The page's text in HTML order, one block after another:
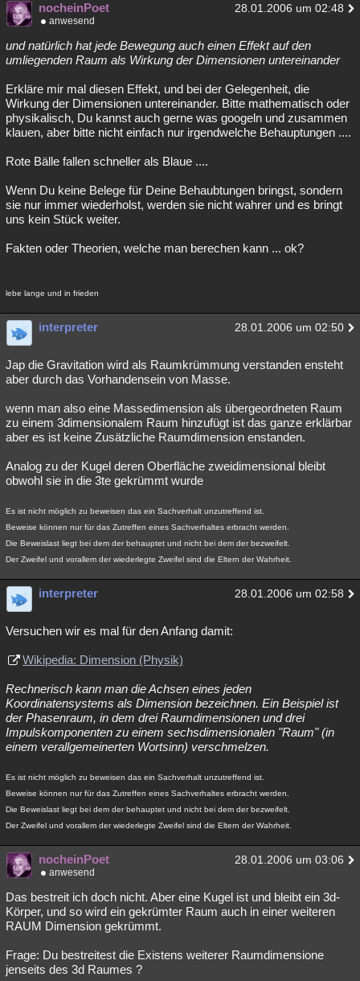
nocheinPoet 28.01.2006 um 02:48
anwesend
und natürlich hat jede Bewegung auch einen Effekt auf den
umliegenden Raum als Wirkung der Dimensionen untereinander
Erkläre mir mal diesen Effekt, und bei der Gelegenheit, die
Wirkung der Dimensionen untereinander. Bitte mathematisch oder
physikalisch, Du kannst auch gerne was googeln und zusammen
klauen, aber bitte nicht einfach nur irgendwelche Behauptungen ....
Rote Bälle fallen schneller als Blaue ....
Wenn Du keine Belege für Deine Behaubtungen bringst, sondern
sie nur immer wiederholst, werden sie nicht wahrer und es bringt
uns kein Stück weiter.
Fakten oder Theorien, welche man berechen kann ... ok?
lebe lange und in frieden
interpreter 28.01.2006 um 02:50
Jap die Gravitation wird als Raumkrümmung verstanden ensteht
aber durch das Vorhandensein von Masse.
wenn man also eine Massedimension als übergeordneten Raum
zu einem 3dimensionalem Raum hinzufügt ist das ganze erklärbar
aber es ist keine Zusätzliche Raumdimension enstanden.
Analog zu der Kugel deren Oberfläche zweidimensional bleibt
obwohl sie in die 3te gekrümmt wurde
Es ist nicht möglich zu beweisen das ein Sachverhalt unzutreffend ist.
Beweise können nur für das Zutreffen eines Sachverhaltes erbracht werden.
Die Beweislast liegt bei dem der behauptet und nicht bei dem der bezweifelt.
Der Zweifel und vorallem der wiederlegte Zweifel sind die Eltern der Wahrheit.
interpreter 28.01.2006 um 02:58
Versuchen wir es mal für den Anfang damit:
Wikipedia: Dimension (Physik)
Rechnerisch kann man die Achsen eines jeden
Koordinatensystems als Dimension bezeichnen. Ein Beispiel ist
der Phasenraum, in dem drei Raumdimensionen und drei
Impulskomponenten zu einem sechsdimensionalen "Raum" (in
einem verallgemeinerten Wortsinn) verschmelzen.
Es ist nicht möglich zu beweisen das ein Sachverhalt unzutreffend ist.
Beweise können nur für das Zutreffen eines Sachverhaltes erbracht werden.
Die Beweislast liegt bei dem der behauptet und nicht bei dem der bezweifelt.
Der Zweifel und vorallem der wiederlegte Zweifel sind die Eltern der Wahrheit.
nocheinPoet 28.01.2006 um 03:06
anwesend
Das bestreit ich doch nicht. Aber eine Kugel ist und bleibt ein 3d-
Körper, und so wird ein gekrümter Raum auch in einer weiteren
RAUM Dimension gekrümmt.
Frage: Du bestreitest die Existens weiterer Raumdimensione
jenseits des 3d Raumes ?